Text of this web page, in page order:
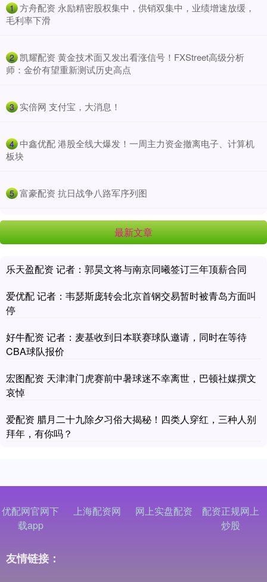
1 ​方舟配资 永励精密股权集中，供销双集中，业绩增速放缓，
毛利率下滑
2 ​凯耀配资 黄金技术面又发出看涨信号！FXStreet高级分析
师：金价有望重新测试历史高点
3 ​实倍网 支付宝，大消息！
4 ​中鑫优配 港股全线大爆发！一周主力资金撤离电子、计算机
板块
5 ​富豪配资 抗日战争八路军序列图
最新文章
乐天盈配资 记者：郭昊文将与南京同曦签订三年顶薪合同
爱优配 记者：韦瑟斯庞转会北京首钢交易暂时被青岛方面叫
停
好牛配资 记者：麦基收到日本联赛球队邀请，同时在等待
CBA球队报价
宏图配资 天津津门虎赛前中暑球迷不幸离世，巴顿社媒撰文
哀悼
爱配资 腊月二十九除夕习俗大揭秘！四类人穿红，三种人别
拜年，有你吗？
优配网官网下
载app
上海配资网 网上实盘配资
配资正规网上
炒股
友情链接：